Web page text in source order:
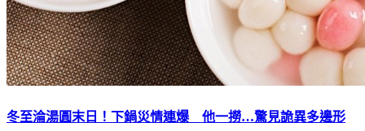
冬至淪湯圓末日！下鍋災情連爆 他一撈…驚見詭異多邊形